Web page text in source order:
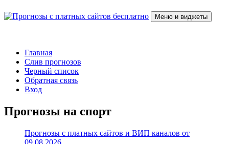
к
Меню и виджеты
Главная
Слив прогнозов
Черный список
Обратная связь
Вход
Прогнозы на спорт
Прогнозы с платных сайтов и ВИП каналов от
09.08.2026